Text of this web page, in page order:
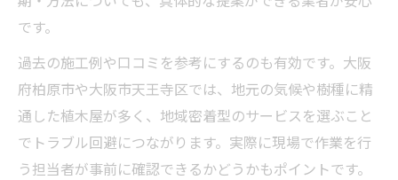
植木屋が伝える季節ごとの剪定・施工の最
適解
樹木の種類別にみる植木屋の時期選びの方
法
です。
過去の施工例や口コミを参考にするのも有効です。大阪
府柏原市や大阪市天王寺区では、地元の気候や樹種に精
通した植木屋が多く、地域密着型のサービスを選ぶこと
でトラブル回避につながります。実際に現場で作業を行
う担当者が事前に確認できるかどうかもポイントです。